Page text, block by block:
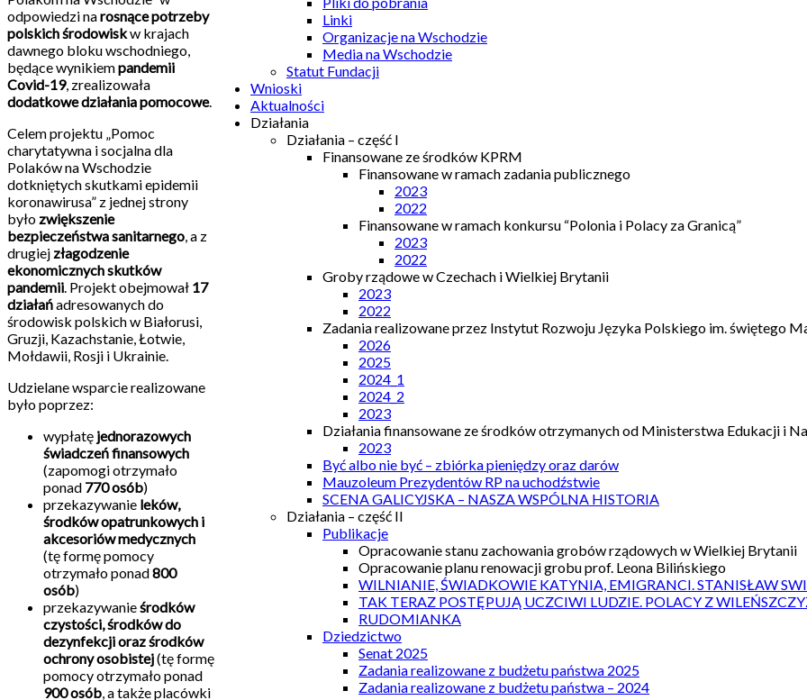
Linki
Organizacje na Wschodzie
Media na Wschodzie
Statut Fundacji
Wnioski
Aktualności
Działania
Działania – część I
Finansowane ze środków KPRM
Finansowane w ramach zadania publicznego
2023
2022
Finansowane w ramach konkursu “Polonia i Polacy za Granicą”
2023
2022
Groby rządowe w Czechach i Wielkiej Brytanii
2023
2022
Zadania realizowane przez Instytut Rozwoju Języka Polskiego im. świętego
2026
2025
2024_1
2024_2
2023
Działania finansowane ze środków otrzymanych od Ministerstwa Edukacji i
2023
Być albo nie być – zbiórka pieniędzy oraz darów
Mauzoleum Prezydentów RP na uchodźstwie
SCENA GALICYJSKA – NASZA WSPÓLNA HISTORIA
Działania – część II
Publikacje
Opracowanie stanu zachowania grobów rządowych w Wielkiej Brytanii
Opracowanie planu renowacji grobu prof. Leona Bilińskiego
WILNIANIE, ŚWIADKOWIE KATYNIA, EMIGRANCI. STANISŁAW
TAK TERAZ POSTĘPUJĄ UCZCIWI LUDZIE. POLACY Z
RUDOMIANKA
Dziedzictwo
Senat 2025
Zadania realizowane z budżetu państwa 2025
Zadania realizowane z budżetu państwa – 2024
odpowiedzi narosnące potrzeby
polskich środowiskw krajach
dawnego bloku wschodniego,
będące wynikiempandemii
Covid-19, zrealizowała
dodatkowe działania pomocowe.
Celem projektu „Pomoc
charytatywna i socjalna dla
Polaków na Wschodzie
dotkniętych skutkami epidemii
koronawirusa” z jednej strony
było zwiększenie
bezpieczeństwa sanitarnego, a z
drugiej złagodzenie
ekonomicznych skutków
pandemii. Projekt obejmował 17
działańadresowanych do
środowisk polskich w Białorusi,
Gruzji, Kazachstanie, Łotwie,
Mołdawii, Rosji i Ukrainie.
Udzielane wsparcie realizowane
było poprzez:
wypłatę jednorazowych
świadczeń finansowych
(zapomogi otrzymało
ponad 770 osób)
przekazywanie leków,
środków opatrunkowych i
akcesoriów medycznych
(tę formę pomocy
otrzymało ponad800
osób)
przekazywanieśrodków
czystości, środków do
dezynfekcji oraz środków
ochrony osobistej(tę formę
pomocy otrzymało ponad
900 osób, a także placówki